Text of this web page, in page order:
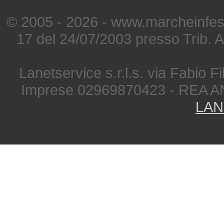
© 2005 - 2026 -
17 del 24/07/2003 presso Trib.
Lanetservice s.r.l.s. via Fabio
Imprese 02969870423 - REA